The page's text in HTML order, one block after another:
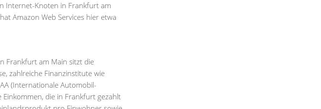
Internet-Knoten in Frankfurt am
Amazon Web Services hier etwa
Frankfurt am Main sitzt die
zahlreiche Finanzinstitute wie
(Internationale Automobil-
die in Frankfurt gezahlt